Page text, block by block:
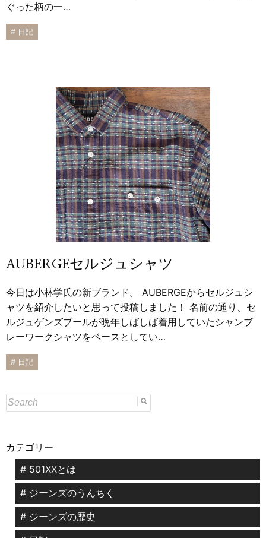
ぐった柄の一…
# 日記
AUBERGEセルジュシャツ
今日は小林学氏の新ブランド。 AUBERGEからセルジュシ
ャツを紹介したいと思って投稿しました！ 名前の通り、セ
ルジュゲンズブールが晩年しばしば着用していたシャンブ
レーワークシャツをベースとしてい…
# 日記
カテゴリー
# 501XXとは
# ジーンズのうんちく
# ジーンズの歴史